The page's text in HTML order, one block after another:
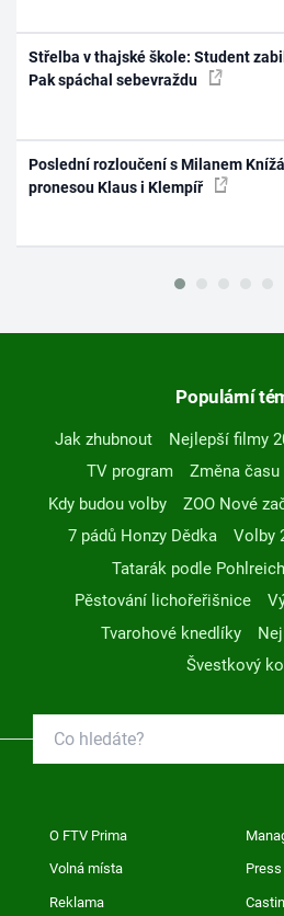
Střelba v thajské škole: Student
Pak spáchal sebevraždu
Poslední rozloučení s Milanem
pronesou Klaus i Klempíř
Populární
Jak zhubnout Nejlepší filmy
TV program
Změna času
Kdy budou volby
ZOO Nové
7 pádů Honzy Dědka
Volby
Tatarák podle
Pěstování lichořeřišnice
Tvarohové knedlíky
Švestkový
O FTV Prima
Volná místa Press
Reklama